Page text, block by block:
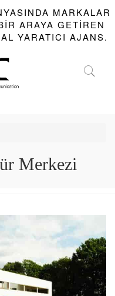
MARKALAR
ARAYA GETIREN
YARATICI AJANS.
Merkezi